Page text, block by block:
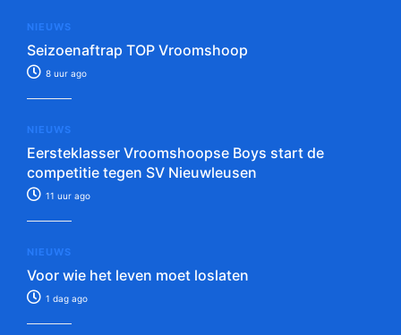
NIEUWS
Seizoenaftrap TOP Vroomshoop
8 uur ago
NIEUWS
Eersteklasser Vroomshoopse Boys start de
competitie tegen SV Nieuwleusen
11 uur ago
NIEUWS
Voor wie het leven moet loslaten
1 dag ago